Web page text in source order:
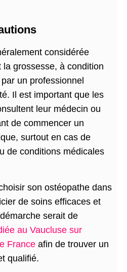
considérée
grossesse, à condition
un professionnel
Il est important que les
leur médecin ou
de commencer un
surtout en cas de
de conditions médicales
son ostéopathe dans
de soins efficaces et
serait de
au Vaucluse sur
France afin de trouver un
qualifié.